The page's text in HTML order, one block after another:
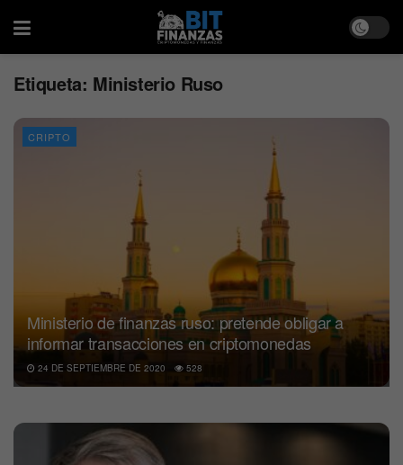
Etiqueta: Ministerio Ruso
CRIPTO
Ministerio de finanzas ruso: pretende obligar a
informar transacciones en criptomonedas
24 DE SEPTIEMBRE DE 2020 528